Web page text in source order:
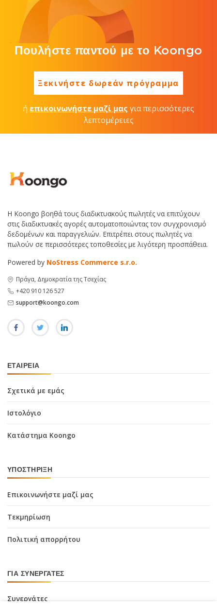
Πουλήστε παντού με το Koongo
Ξεκινήστε δωρεάν πρόγραμμα
ή επικοινωνήστε μαζί μας για περισσότερες
λεπτομέρειες
Η Koongo βοηθά τους διαδικτυακούς πωλητές να επιτύχουν
στις διαδικτυακές αγορές αυτοματοποιώντας τον συγχρονισμό
δεδομένων και παραγγελιών. Επιτρέπει στους πωλητές να
πωλούν σε περισσότερες τοποθεσίες με λιγότερη προσπάθεια.
Powered by NoStress Commerce s.r.o.
Πράγα, Δημοκρατία της Τσεχίας
+420 910 126 527
support@koongo.com
ΕΤΑΙΡΕΊΑ
Σχετικά με εμάς
Ιστολόγιο
Κατάστημα Koongo
ΥΠΟΣΤΉΡΙΞΗ
Επικοινωνήστε μαζί μας
Τεκμηρίωση
Πολιτική απορρήτου
ΓΙΑ ΣΥΝΕΡΓΆΤΕΣ
Συνεργάτες